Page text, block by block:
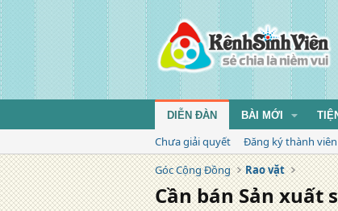
DIỄN ĐÀN BÀI MỚI
Chưa giải quyết
Đăng ký thành viên
Góc Cộng Đồng
Rao vặt
Cần bán Sản xuất